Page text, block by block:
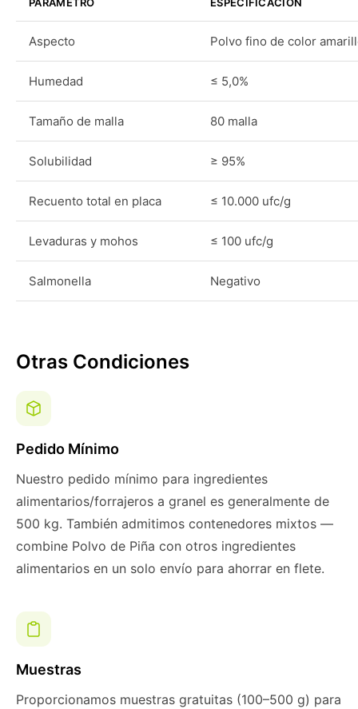
Aspecto Polvo fino de color
Humedad ≤ 5,0%
Tamaño de malla 80 malla
Solubilidad ≥ 95%
Recuento total en placa ≤ 10.000 ufc/g
Levaduras y mohos ≤ 100 ufc/g
Salmonella Negativo
Otras Condiciones
Pedido Mínimo
Nuestro pedido mínimo para ingredientes
alimentarios/forrajeros a granel es generalmente de
500 kg. También admitimos contenedores mixtos —
combine Polvo de Piña con otros ingredientes
alimentarios en un solo envío para ahorrar en flete.
Muestras
Proporcionamos muestras gratuitas (100–500 g) para